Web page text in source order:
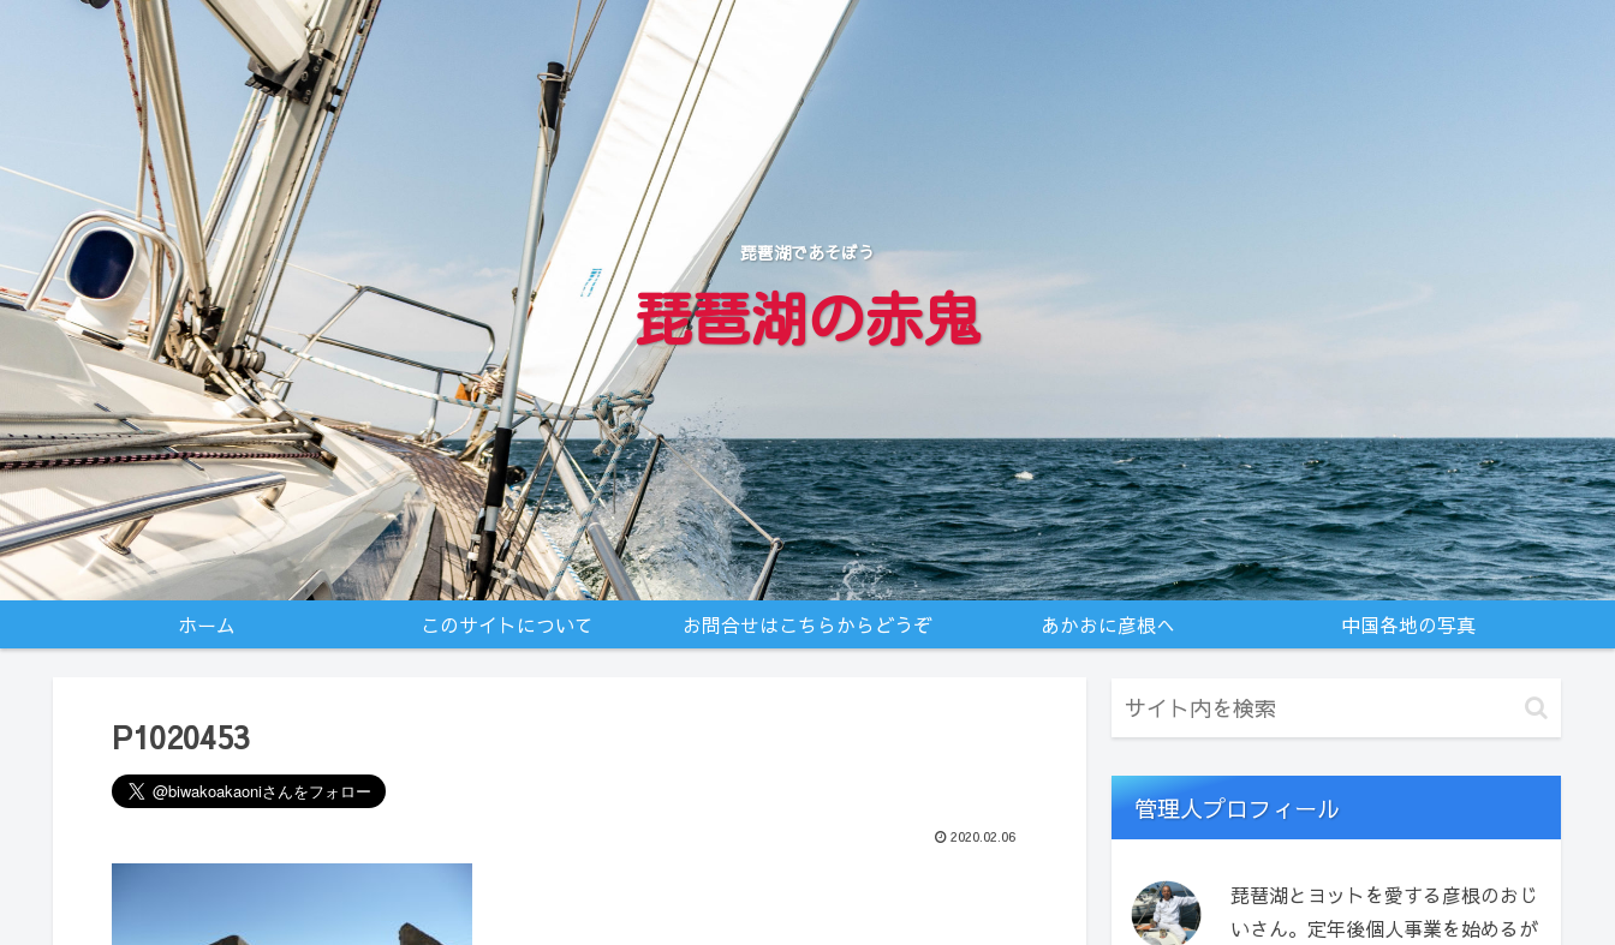
琵琶湖であそぼう
琵琶湖の赤鬼
ホーム このサイトについて お問合せはこちらからどうぞ あかおに彦根へ 中国各地の写真
P1020453
2020.02.06
管理人プロフィール
琵琶湖とヨットを愛する彦根のおじ
いさん。定年後個人事業を始めるが